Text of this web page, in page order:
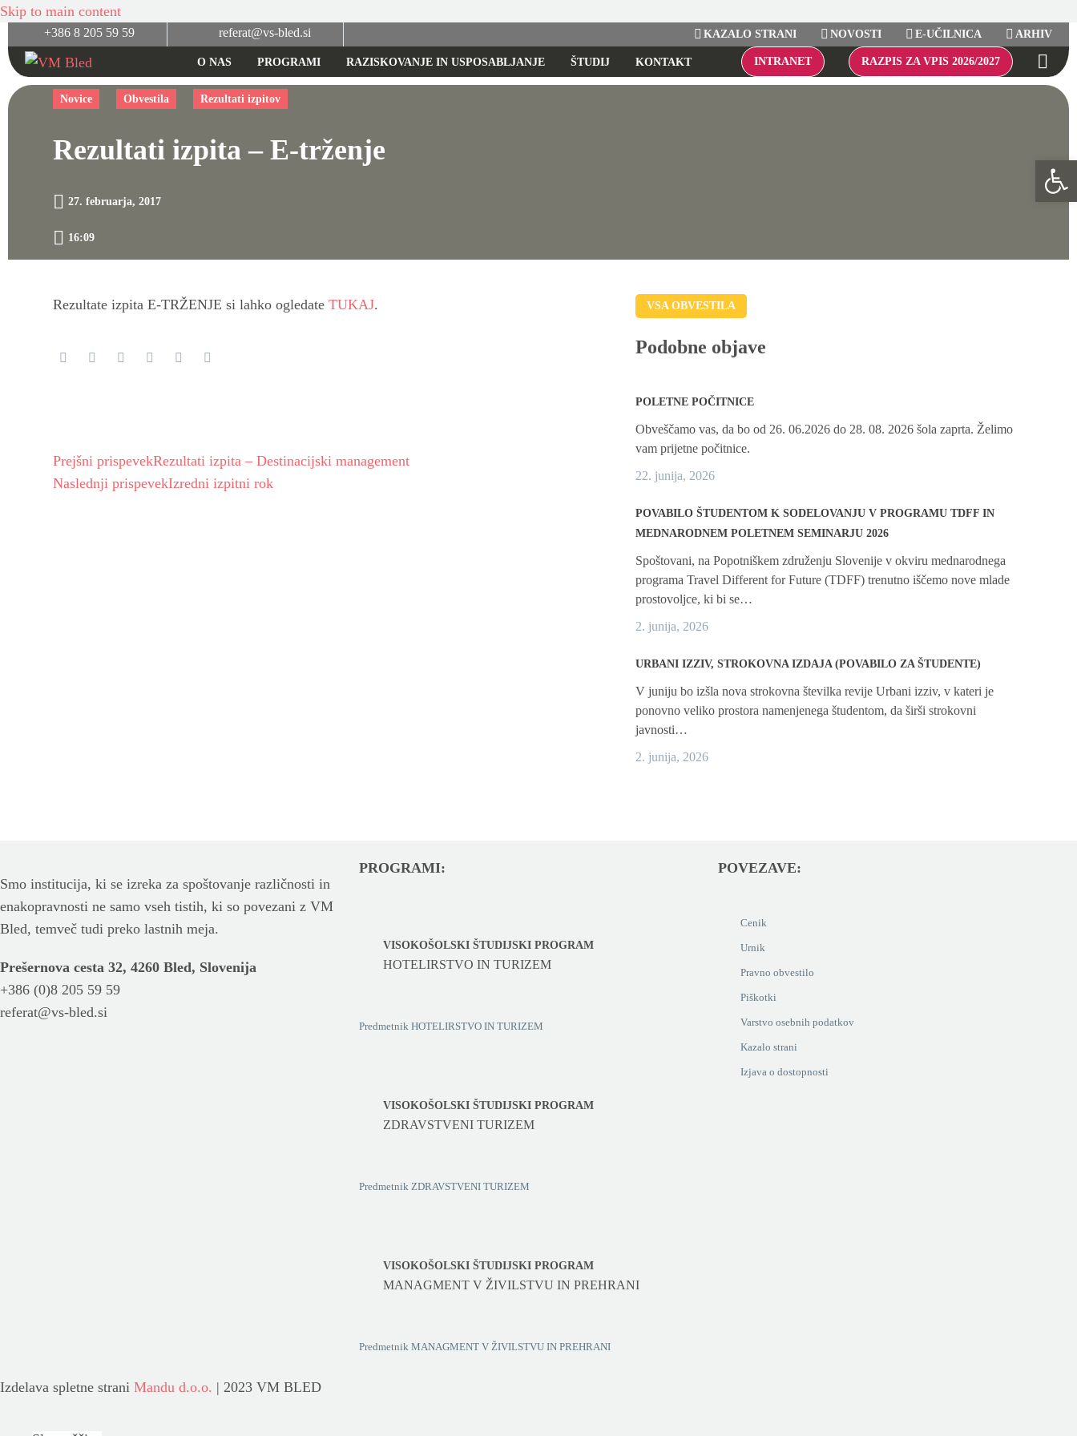
Skip to main content
+386 8 205 59 59 referat@vs-bled.si KAZALO STRANI NOVOSTI E-UČILNICA ARHIV
O NAS PROGRAMI RAZISKOVANJE IN USPOSABLJANJE ŠTUDIJ KONTAKT INTRANET RAZPIS ZA VPIS 2026/2027
Novice Obvestila Rezultati izpitov
Rezultati izpita – E-trženje
27. februarja, 2017
16:09
Rezultate izpita E-TRŽENJE si lahko ogledate TUKAJ.
Prejšni prispevekRezultati izpita – Destinacijski management
Naslednji prispevekIzredni izpitni rok
VSA OBVESTILA
Podobne objave
POLETNE POČITNICE
Obveščamo vas, da bo od 26. 06.2026 do 28. 08. 2026 šola zaprta. Želimo
vam prijetne počitnice.
22. junija, 2026
POVABILO ŠTUDENTOM K SODELOVANJU V PROGRAMU TDFF IN
MEDNARODNEM POLETNEM SEMINARJU 2026
Spoštovani, na Popotniškem združenju Slovenije v okviru mednarodnega
programa Travel Different for Future (TDFF) trenutno iščemo nove mlade
prostovoljce, ki bi se…
2. junija, 2026
URBANI IZZIV, STROKOVNA IZDAJA (POVABILO ZA ŠTUDENTE)
V juniju bo izšla nova strokovna številka revije Urbani izziv, v kateri je
ponovno veliko prostora namenjenega študentom, da širši strokovni
javnosti…
2. junija, 2026
Smo institucija, ki se izreka za spoštovanje različnosti in
enakopravnosti ne samo vseh tistih, ki so povezani z VM
Bled, temveč tudi preko lastnih meja.
Prešernova cesta 32, 4260 Bled, Slovenija
+386 (0)8 205 59 59
referat@vs-bled.si
PROGRAMI:
VISOKOŠOLSKI ŠTUDIJSKI PROGRAM
HOTELIRSTVO IN TURIZEM
Predmetnik HOTELIRSTVO IN TURIZEM
VISOKOŠOLSKI ŠTUDIJSKI PROGRAM
ZDRAVSTVENI TURIZEM
Predmetnik ZDRAVSTVENI TURIZEM
VISOKOŠOLSKI ŠTUDIJSKI PROGRAM
MANAGMENT V ŽIVILSTVU IN PREHRANI
Predmetnik MANAGMENT V ŽIVILSTVU IN PREHRANI
POVEZAVE:
Cenik
Urnik
Pravno obvestilo
Piškotki
Varstvo osebnih podatkov
Kazalo strani
Izjava o dostopnosti
Izdelava spletne strani Mandu d.o.o. | 2023 VM BLED